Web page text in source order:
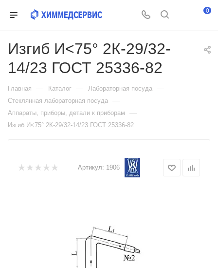
0
Изгиб И<75° 2К-29/32-
14/23 ГОСТ 25336-82
Главная — Каталог — Лабораторная посуда —
Стеклянная лабораторная посуда —
Аппараты, приборы, детали к приборам —
Изгиб И<75° 2К-29/32-14/23 ГОСТ 25336-82
Артикул: 1906